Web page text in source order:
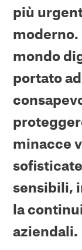
più
mondo
portato
minacce
sensibili,
la
aziendali.